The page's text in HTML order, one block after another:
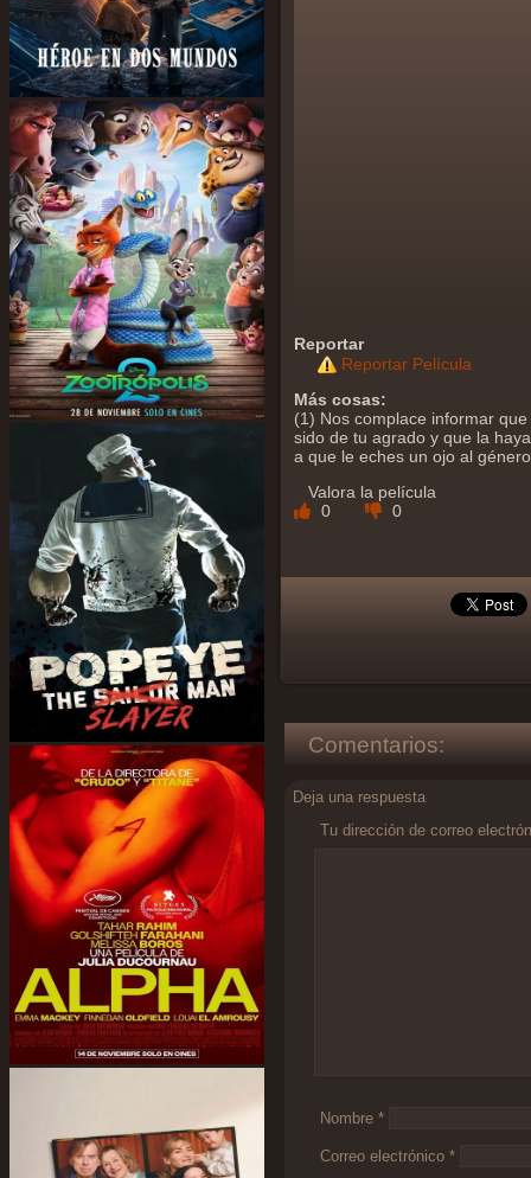
Reportar
Reportar Película
Más cosas:
(1) Nos complace informar
sido de tu agrado y que la
a que le eches un ojo al
Valora la película
0
0
Comentarios:
Deja una respuesta
Tu dirección de correo
Nombre *
Correo electrónico *